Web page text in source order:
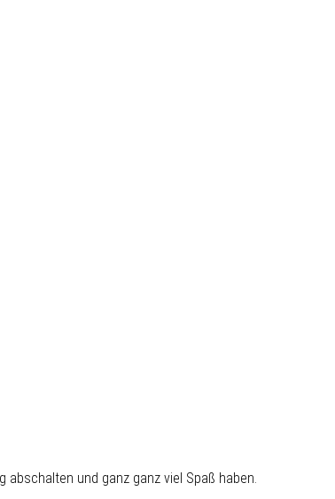
und ganz ganz viel Spaß haben.